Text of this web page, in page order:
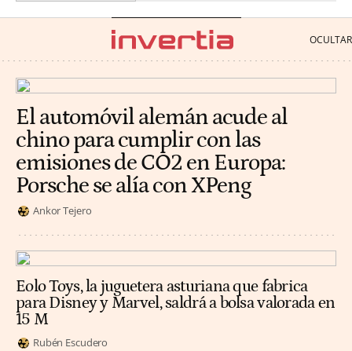
El automóvil alemán acude al
chino para cumplir con las
emisiones de CO2 en Europa:
Porsche se alía con XPeng
Ankor Tejero
Eolo Toys, la juguetera asturiana que fabrica
para Disney y Marvel, saldrá a bolsa valorada en
15 M
Rubén Escudero